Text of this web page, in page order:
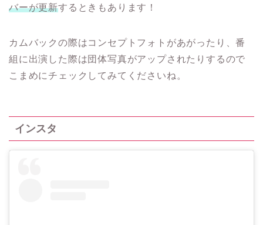
バーが更新するときもあります！
カムバックの際はコンセプトフォトがあがったり、番
組に出演した際は団体写真がアップされたりするので
こまめにチェックしてみてくださいね。
インスタ